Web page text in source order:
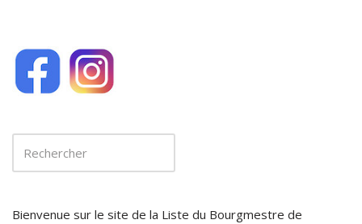
Bienvenue sur le site de la Liste du Bourgmestre de